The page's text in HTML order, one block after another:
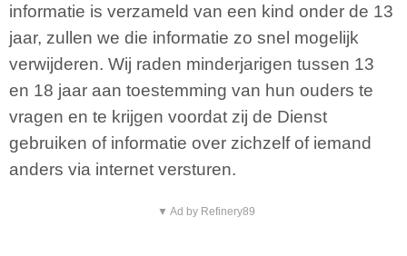
informatie is verzameld van een kind onder de 13
jaar, zullen we die informatie zo snel mogelijk
verwijderen. Wij raden minderjarigen tussen 13
en 18 jaar aan toestemming van hun ouders te
vragen en te krijgen voordat zij de Dienst
gebruiken of informatie over zichzelf of iemand
anders via internet versturen.
▼ Ad by Refinery89